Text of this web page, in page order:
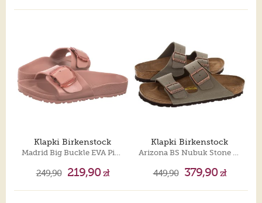
Klapki Birkenstock
Madrid Big Buckle EVA Pink Clay 1032033
249,90 219,90zł
Klapki Birkenstock
Arizona BS Nubuk Stone 151213
449,90 379,90zł